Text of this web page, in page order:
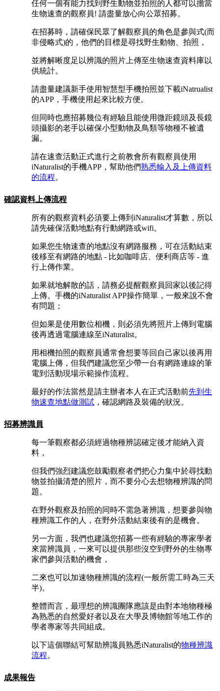
任何一個有能力找到野生動物並拍照的人都可以擔當
生物速查的觀察員! 請盡量放心向公眾招募。
在招募時，請確保民眾了解觀察員的角色是參與式(而
非侵略式)的，他們的目標是尋找野生動物、拍照，
並將解晰度足以辨識的照片上傳至生物速查資料庫以
供統計。
請盡量建議新手使用智慧型手機拍照並下載iNatrualist
的APP，手機使用起來比較方便。
但同時也應招募幾位有經驗且能使用微距鏡頭及長鏡
頭攝影的老手以確保小型動物及鳥類等物種不被遺
漏。
請在速查活動正式進行之前教會所有觀察員使用
iNaturalist的手機APP，幫助他們熟悉輸入及上傳資料
的流程。
確認資料上傳流程
所有的觀察資料必須要上傳到iNaturalist才算數，所以
請先確保活動地點有行動網路或wifi。
如果您生物速查的地點沒有網路服務，可在活動結束
後移至有網路的地點 - 比如咖啡店、便利商店等 - 進
行上傳作業。
如果就地解散的話，請務必提醒觀察員回家以後記得
上傳。手機的iNaturalist APP操作簡單，一般來說不會
有問題；
但如果是使用數位相機，則必須先將照片上傳到電腦
後再透過電腦連線至iNaturalist。
用相機拍照的觀察員通常會想要等回自己家以後再用
電腦上傳，但我們建議您至少帶一台有網路連線的筆
電到活動現場示範操作流程。
最好的作法當然是請主辦者本人在正式活動前先到生
物速查地點做測試 ，確認網路及裝備的狀況。
招募辨識員
每一筆觀察都必須經過物種辨認確定後才能納入資
料，
但我們強烈建議您鼓勵觀察者們把心力集中於尋找動
物並拍攝清楚的照片，而不要分心去想物種辨識的問
題。
在野外觀察及拍照的同時不需急著辨識，想要參與物
種辨識工作的人，在野外活動結束後有的是機會。
另一方面，我們也建議您招募一些有經驗的專家學者
來當辨識員，一來可以提供那些沒空到野外的生物專
家們參與活動的機會，
二來也可以加速物種辨識的流程(一般所需工時為三天
半)。
整體而言，最理想的辨識團隊應該是由對本地物種極
為熟悉的自然愛好者以及在大學及博物館等地工作的
學者專家等共同組成。
以下這個聯結可幫助辨識員熟悉iNaturalist的物種辨識
流程。
成果報告